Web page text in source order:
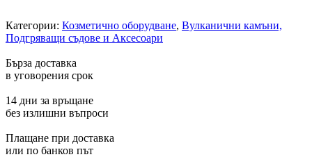
Категории: Козметично оборудване, Вулканични камъни,
Подгряващи съдове и Аксесоари
Бърза доставка
в уговорения срок
14 дни за връщане
без излишни въпроси
Плащане при доставка
или по банков път